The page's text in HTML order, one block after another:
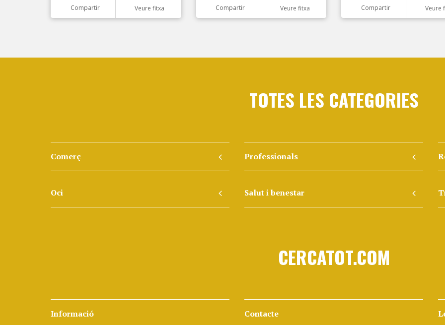
Compartir Veure fitxa Compartir Veure fitxa Compartir Veure
TOTES LES CATEGORIES
Comerç
Oci
Professionals
Salut i benestar
CERCATOT.COM
Informació Contacte